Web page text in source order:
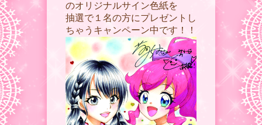
のオリジナルサイン色紙を
抽選で１名の方にプレゼントし
ちゃうキャンペーン中です！！